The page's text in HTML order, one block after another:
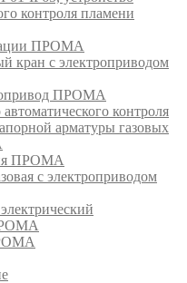
контроля пламени
ПРОМА
кран c электроприводом
ПРОМА
контроля
арматуры газовых
ПРОМА
с электроприводом